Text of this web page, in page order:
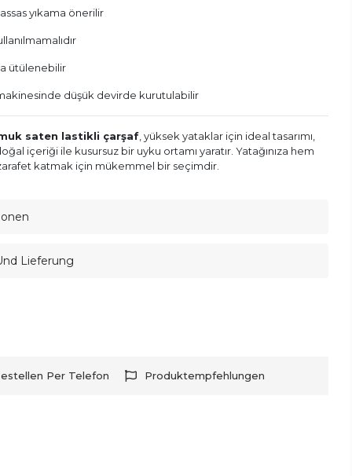
yıkama önerilir
ütülenebilir
düşük devirde kurutulabilir
saten lastikli çarşaf, yüksek yataklar için ideal tasarımı,
içeriği ile kusursuz bir uyku ortamı yaratır. Yatağınıza hem
katmak için mükemmel bir seçimdir.
Lieferung
Per Telefon Produktempfehlungen